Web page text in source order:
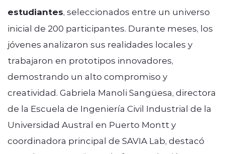
estudiantes, seleccionados entre un universo
inicial de 200 participantes. Durante meses, los
jóvenes analizaron sus realidades locales y
trabajaron en prototipos innovadores,
demostrando un alto compromiso y
creatividad. Gabriela Manoli Sangüesa, directora
de la Escuela de Ingeniería Civil Industrial de la
Universidad Austral en Puerto Montt y
coordinadora principal de SAVIA Lab, destacó